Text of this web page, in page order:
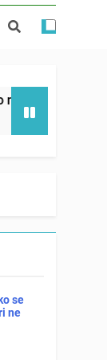
je svojim
se
ne